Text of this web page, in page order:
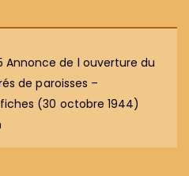
Annonce de l ouverture du
de paroisses –
(30 octobre 1944)